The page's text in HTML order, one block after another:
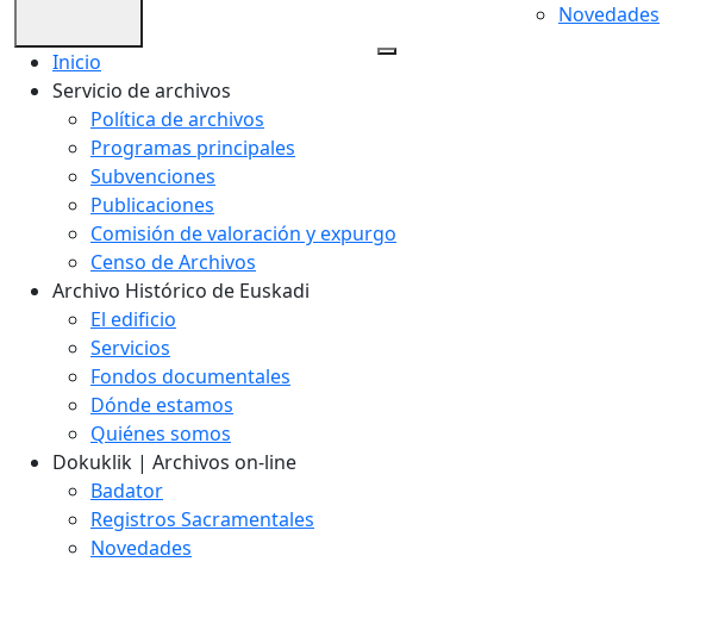
Novedades
Inicio
Servicio de archivos
Política de archivos
Programas principales
Subvenciones
Publicaciones
Comisión de valoración y expurgo
Censo de Archivos
Archivo Histórico de Euskadi
El edificio
Servicios
Fondos documentales
Dónde estamos
Quiénes somos
Dokuklik | Archivos on-line
Badator
Registros Sacramentales
Novedades